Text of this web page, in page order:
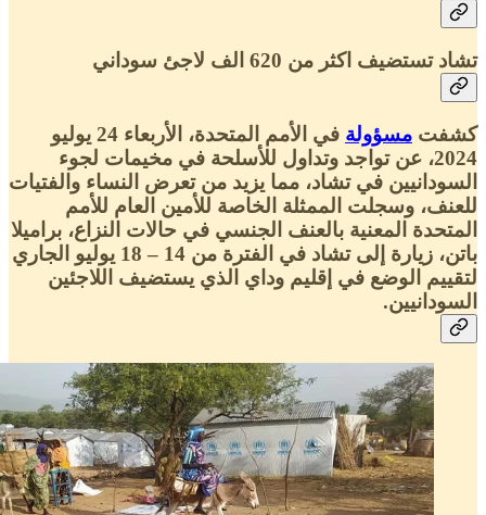
تشاد تستضيف اكثر من 620 الف لاجئ سوداني
كشفت مسؤولة
في الأمم المتحدة، الأربعاء 24 يوليو
2024، عن تواجد وتداول للأسلحة في مخيمات لجوء
السودانيين في تشاد، مما يزيد من تعرض النساء والفتيات
للعنف، وسجلت الممثلة الخاصة للأمين العام للأمم
المتحدة المعنية بالعنف الجنسي في حالات النزاع، براميلا
باتن، زيارة إلى تشاد في الفترة من 14 – 18 يوليو الجاري
لتقييم الوضع في إقليم وداي الذي يستضيف اللاجئين
السودانيين.